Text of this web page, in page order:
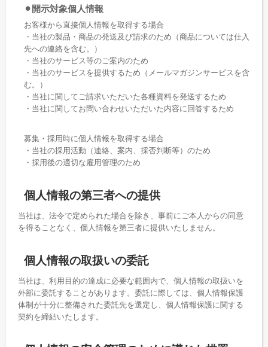
⚫︎開示対象個人情報
お客様から直接個人情報を取得する場合
・当社の製品・商品の発送及び請求のため（商品については仕入
先への連絡を含む。）
・当社のサービス等のご案内のため
・当社のサービスを提供するため（メールマガジンサービスを含
む。）
・当社に関してご請求いただいた各種資料を発送するため
・当社に関してお問い合わせいただいた内容に回答するため
募集・採用時に個人情報を取得する場合
・当社の採用活動（連絡、案内、採否判断等）のため
・採用後の適切な雇用管理のため
個人情報の第三者への提供
当社は、法令で定められた場合を除き、事前にご本人からの同意
を得ることなく、個人情報を第三者に提供いたしません。
個人情報の取扱いの委託
当社は、利用目的の達成に必要な範囲内で、個人情報の取扱いを
外部に委託することがあります。委託に際しては、個人情報保護
体制が十分に整備された委託先を選定し、個人情報保護に関する
契約を締結いたします。